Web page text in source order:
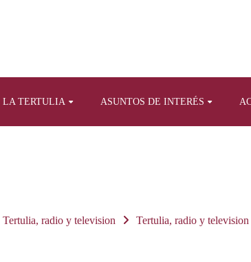
LA TERTULIA ASUNTOS DE INTERÉS
Tertulia, radio y television Tertulia, radio y television